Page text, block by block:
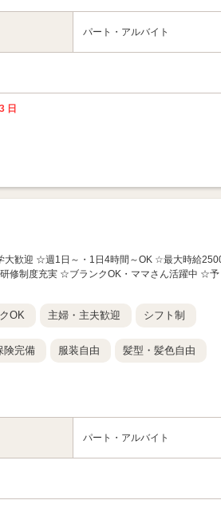
パート・アルバイト
日
歓迎 ☆週1日～・1日4時間～OK ☆最大時給
修制度充実 ☆ブランクOK・ママさん活躍中 ☆予
OK 主婦・主夫歓迎 シフト制
険完備 服装自由 髪型・髪色自由
パート・アルバイト